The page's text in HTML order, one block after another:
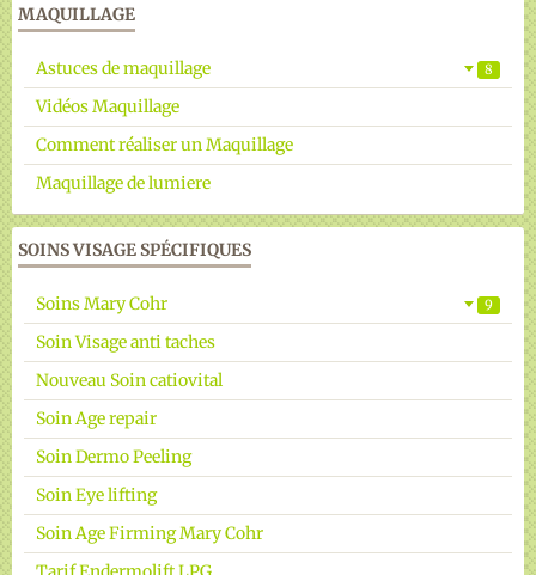
MAQUILLAGE
Astuces de maquillage 8
Vidéos Maquillage
Comment réaliser un Maquillage
Maquillage de lumiere
SOINS VISAGE SPÉCIFIQUES
Soins Mary Cohr 9
Soin Visage anti taches
Nouveau Soin catiovital
Soin Age repair
Soin Dermo Peeling
Soin Eye lifting
Soin Age Firming Mary Cohr